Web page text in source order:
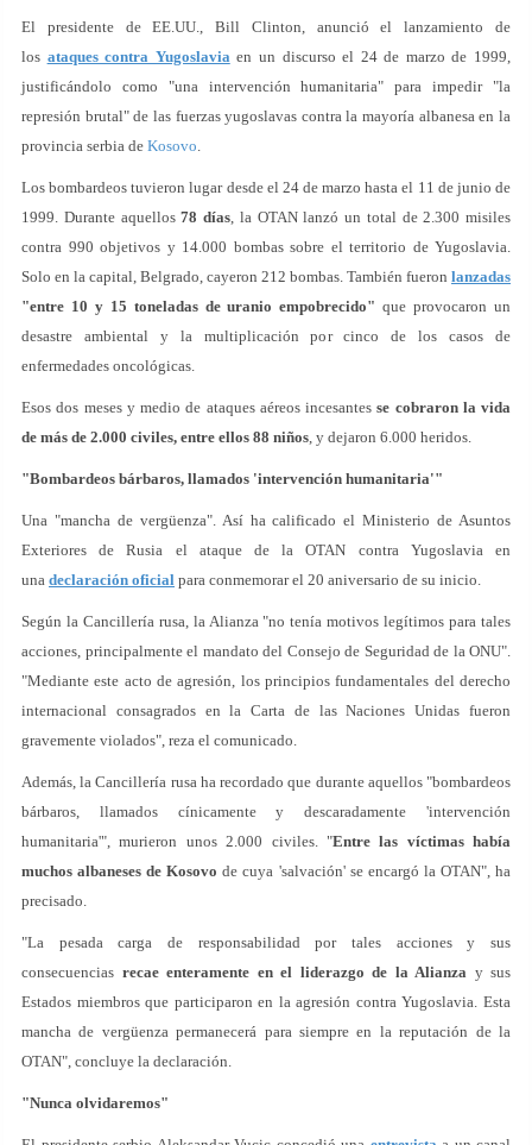
El presidente de EE.UU., Bill Clinton, anunció el lanzamiento de
los ataques contra Yugoslaviaen un discurso el 24 de marzo de 1999,
justificándolo como "una intervención humanitaria" para impedir "la
represión brutal" de las fuerzas yugoslavas contra la mayoría albanesa en la
provincia serbia de Kosovo.
Los bombardeos tuvieron lugar desde el 24 de marzo hasta el 11 de junio de
1999. Durante aquellos78 días, la OTAN lanzó un total de 2.300 misiles
contra 990 objetivos y 14.000 bombas sobre el territorio de Yugoslavia.
Solo en la capital, Belgrado, cayeron 212 bombas. También fueron lanzadas
"entre 10 y 15 toneladas de uranio empobrecido" que provocaron un
desastre ambiental y la multiplicación por cinco de los casos de
enfermedades oncológicas.
Esos dos meses y medio de ataques aéreos incesantesse cobraron la vida
de más de 2.000 civiles, entre ellos 88 niños, y dejaron 6.000 heridos.
"Bombardeos bárbaros, llamados 'intervención humanitaria'"
Una "mancha de vergüenza". Así ha calificado el Ministerio de Asuntos
Exteriores de Rusia el ataque de la OTAN contra Yugoslavia en
una declaración oficial para conmemorar el 20 aniversario de su inicio.
Según la Cancillería rusa, la Alianza "no tenía motivos legítimos para tales
acciones, principalmente el mandato del Consejo de Seguridad de la ONU".
"Mediante este acto de agresión, los principios fundamentales del derecho
internacional consagrados en la Carta de las Naciones Unidas fueron
gravemente violados", reza el comunicado.
Además, la Cancillería rusa ha recordado que durante aquellos "bombardeos
bárbaros, llamados cínicamente y descaradamente 'intervención
humanitaria'", murieron unos 2.000 civiles. "Entre las víctimas había
muchos albaneses de Kosovo de cuya 'salvación' se encargó la OTAN", ha
precisado.
"La pesada carga de responsabilidad por tales acciones y sus
consecuencias recae enteramente en el liderazgo de la Alianza y sus
Estados miembros que participaron en la agresión contra Yugoslavia. Esta
mancha de vergüenza permanecerá para siempre en la reputación de la
OTAN", concluye la declaración.
"Nunca olvidaremos"